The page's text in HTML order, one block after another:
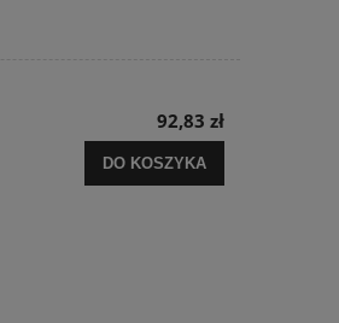
92,83 zł
DO KOSZYKA